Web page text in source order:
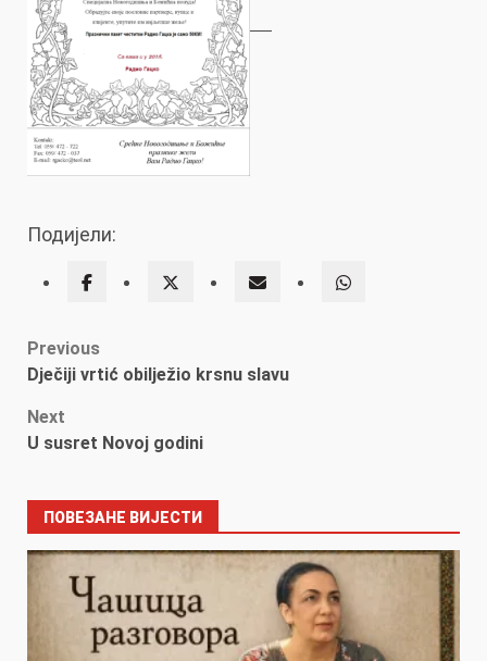
Подијели:
Post
Previous
Dječiji vrtić obilježio krsnu slavu
Next
U susret Novoj godini
ПОВЕЗАНЕ ВИЈЕСТИ